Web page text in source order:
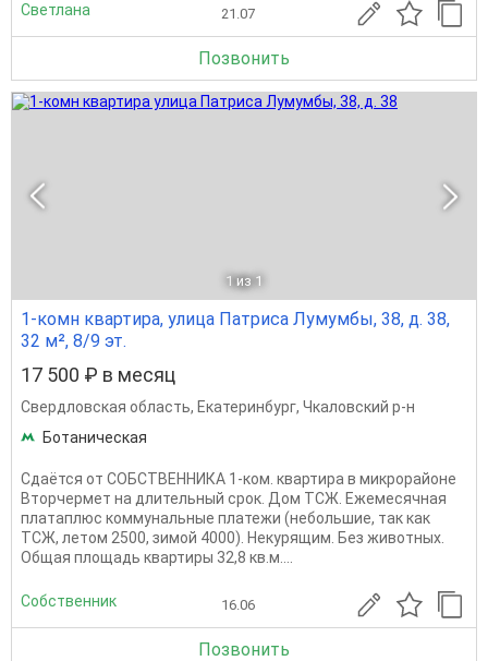
Светлана 21.07
Позвонить
1 из 1
1-комн квартира, улица Патриса Лумумбы, 38, д. 38,
32 м², 8/9 эт.
17 500 ₽ в месяц
Свердловская область, Екатеринбург, Чкаловский р-н
Ботаническая
Сдаётся от СОБСТВЕННИКА 1-ком. квартира в микрорайоне
Вторчермет на длительный срок. Дом ТСЖ. Ежемесячная
платаплюс коммунальные платежи (небольшие, так как
ТСЖ, летом 2500, зимой 4000). Некурящим. Без животных.
Общая площадь квартиры 32,8 кв.м....
Собственник 16.06
Позвонить